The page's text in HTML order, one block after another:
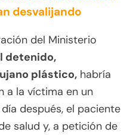
desvalijando
del Ministerio
detenido,
plástico, habría
a la víctima en un
después, el paciente
salud y, a petición de